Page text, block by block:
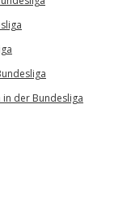
der Bundesliga